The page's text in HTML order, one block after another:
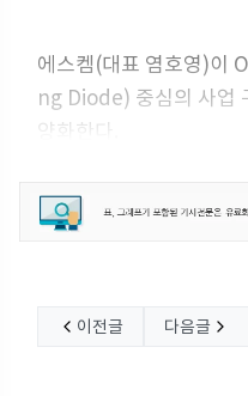
에스켐(대표 염호영)
ng Diode) 중심의 사업
양화한다.
층 핵심 소재를
하는 디스플레이 소재 전
이전글 다음글